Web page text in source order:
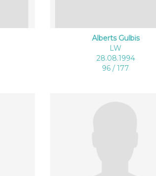
Alberts Gulbis
LW
28.08.1994
96 / 177